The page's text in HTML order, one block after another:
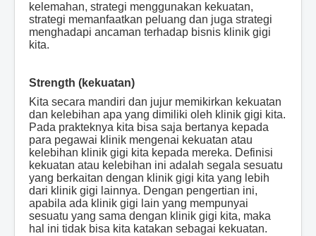
kelemahan, strategi menggunakan kekuatan,
strategi memanfaatkan peluang dan juga strategi
menghadapi ancaman terhadap bisnis klinik gigi
kita.
Strength (kekuatan)
Kita secara mandiri dan jujur memikirkan kekuatan
dan kelebihan apa yang dimiliki oleh klinik gigi kita.
Pada prakteknya kita bisa saja bertanya kepada
para pegawai klinik mengenai kekuatan atau
kelebihan klinik gigi kita kepada mereka. Definisi
kekuatan atau kelebihan ini adalah segala sesuatu
yang berkaitan dengan klinik gigi kita yang lebih
dari klinik gigi lainnya. Dengan pengertian ini,
apabila ada klinik gigi lain yang mempunyai
sesuatu yang sama dengan klinik gigi kita, maka
hal ini tidak bisa kita katakan sebagai kekuatan.